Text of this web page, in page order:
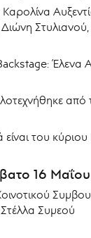
Καρολίνα
από
είναι του
16
Συμεού